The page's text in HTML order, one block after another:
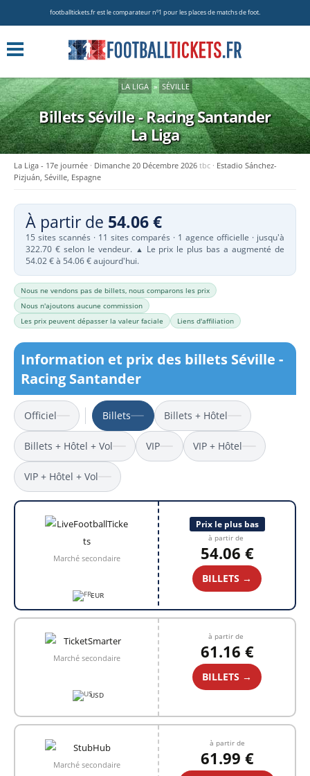
footballtickets.fr est le comparateur nº1 pour les places de matchs de foot.
LA LIGA » SÉVILLE
Billets Séville - Racing Santander
La Liga
La Liga - 17e journée Dimanche 20 Décembre 2026 tbc
Estadio Sánchez-
Pizjuán, Séville, Espagne
À partir de 54.06 €
15 sites scannés · 11 sites comparés · 1 agence officielle · jusqu'à
322.70 € selon le vendeur. ▲ Le prix le plus bas a augmenté de
54.02 € à 54.06 € aujourd'hui.
Nous ne vendons pas de billets, nous comparons les prix
Nous n'ajoutons aucune commission
Les prix peuvent dépasser la valeur faciale
Liens d'affiliation
Information et prix des billets Séville -
Racing Santander
Officiel Billets Billets + Hôtel
Billets + Hôtel + Vol VIP VIP + Hôtel
VIP + Hôtel + Vol
Marché secondaire
EUR
Prix le plus bas
à partir de
54.06 €
BILLETS →
Marché secondaire
USD
à partir de
61.16 €
BILLETS →
Marché secondaire
à partir de
61.99 €